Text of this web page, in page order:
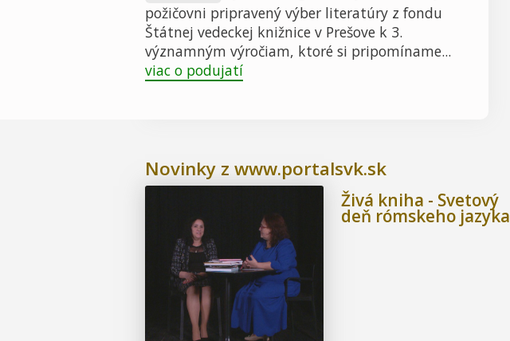
požičovni pripravený výber literatúry z fondu
Štátnej vedeckej knižnice v Prešove k 3.
významným výročiam, ktoré si pripomíname...
viac o podujatí
Novinky z www.portalsvk.sk
Živá kniha - Svetový
deň rómskeho jazyka